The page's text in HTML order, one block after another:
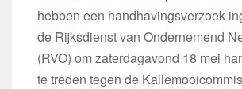
hebben een handhavingsverzoek
de Rijksdienst van Ondernemend
(RVO) om zaterdagavond 18 mei
te treden tegen de